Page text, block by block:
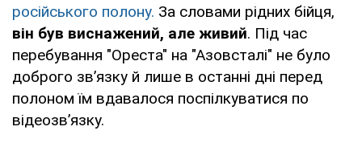
російського полону. За словами рідних бійця,
він був виснажений, але живий. Під час
перебування "Ореста" на "Азовсталі" не було
доброго зв’язку й лише в останні дні перед
полоном їм вдавалося поспілкуватися по
відеозв’язку.